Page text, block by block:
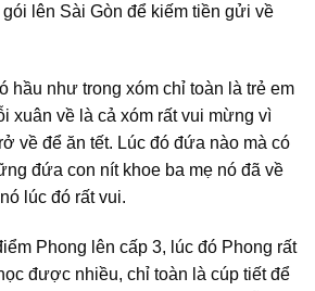
lên Sài Gòn để kiếm tiền gửi về
hầu như trong xóm chỉ toàn là trẻ em
xuân về là cả xóm rất vui mừng vì
về để ăn tết. Lúc đó đứa nào mà có
đứa con nít khoe ba mẹ nó đã về
lúc đó rất vui.
Phong lên cấp 3, lúc đó Phong rất
được nhiều, chỉ toàn là cúp tiết để